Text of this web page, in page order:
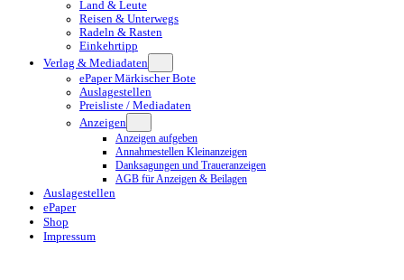
Land & Leute
Reisen & Unterwegs
Radeln & Rasten
Einkehrtipp
Verlag & Mediadaten
ePaper Märkischer Bote
Auslagestellen
Preisliste / Mediadaten
Anzeigen
Anzeigen aufgeben
Annahmestellen Kleinanzeigen
Danksagungen und Traueranzeigen
AGB für Anzeigen & Beilagen
Auslagestellen
ePaper
Shop
Impressum